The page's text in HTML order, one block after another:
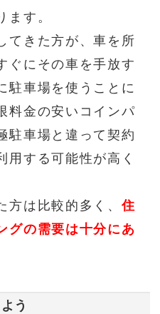
ます。
てきた方が、車を所
ぐにその車を手放す
駐車場を使うことに
料金の安いコインパ
駐車場と違って契約
用する可能性が高く
方は比較的多く、住
グの需要は十分にあ
う